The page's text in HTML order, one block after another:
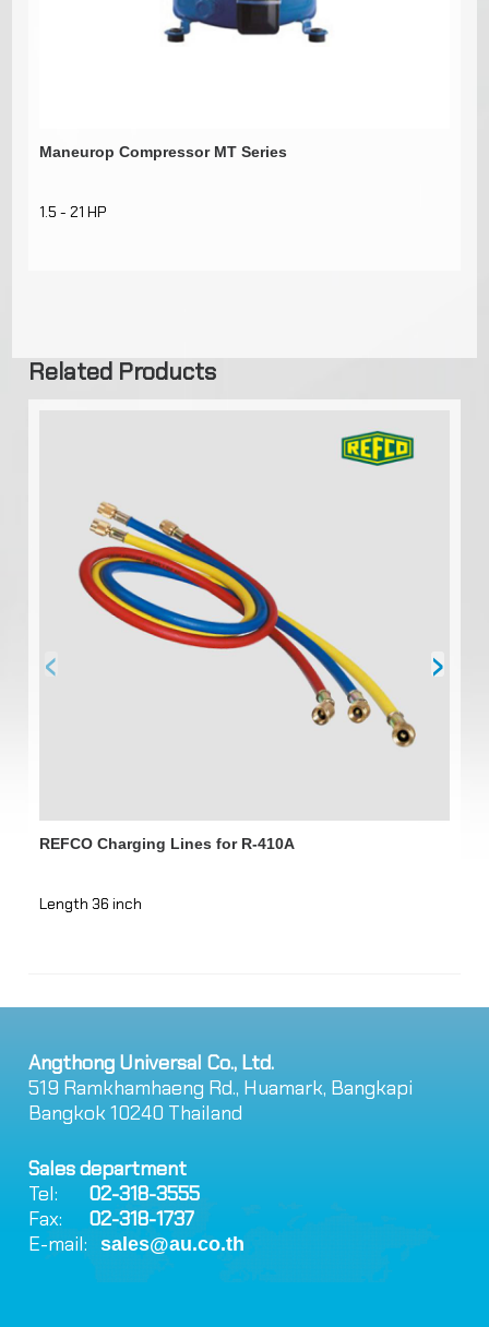
Maneurop Compressor MT Series
1.5 - 21 HP
Related Products
REFCO Charging Lines for R-410A
Length 36 inch
‹ ›
Angthong Universal Co., Ltd.
519 Ramkhamhaeng Rd., Huamark, Bangkapi
Bangkok 10240 Thailand
Sales department
Tel:
02-318-3555
Fax:
02-318-1737
E-mail:sales@au.co.th